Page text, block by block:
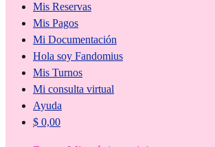
Mis Reservas
Mis Pagos
Mi Documentación
Hola soy Fandomius
Mis Turnos
Mi consulta virtual
Ayuda
$ 0,00